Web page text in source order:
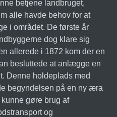
betjene landbruget,
alle havde behov for at
i området. De første år
dog klare sig
allerede i 1872 kom der en
besluttede at anlægge en
Denne holdeplads med
begyndelsen på en ny æra
gøre brug af
og